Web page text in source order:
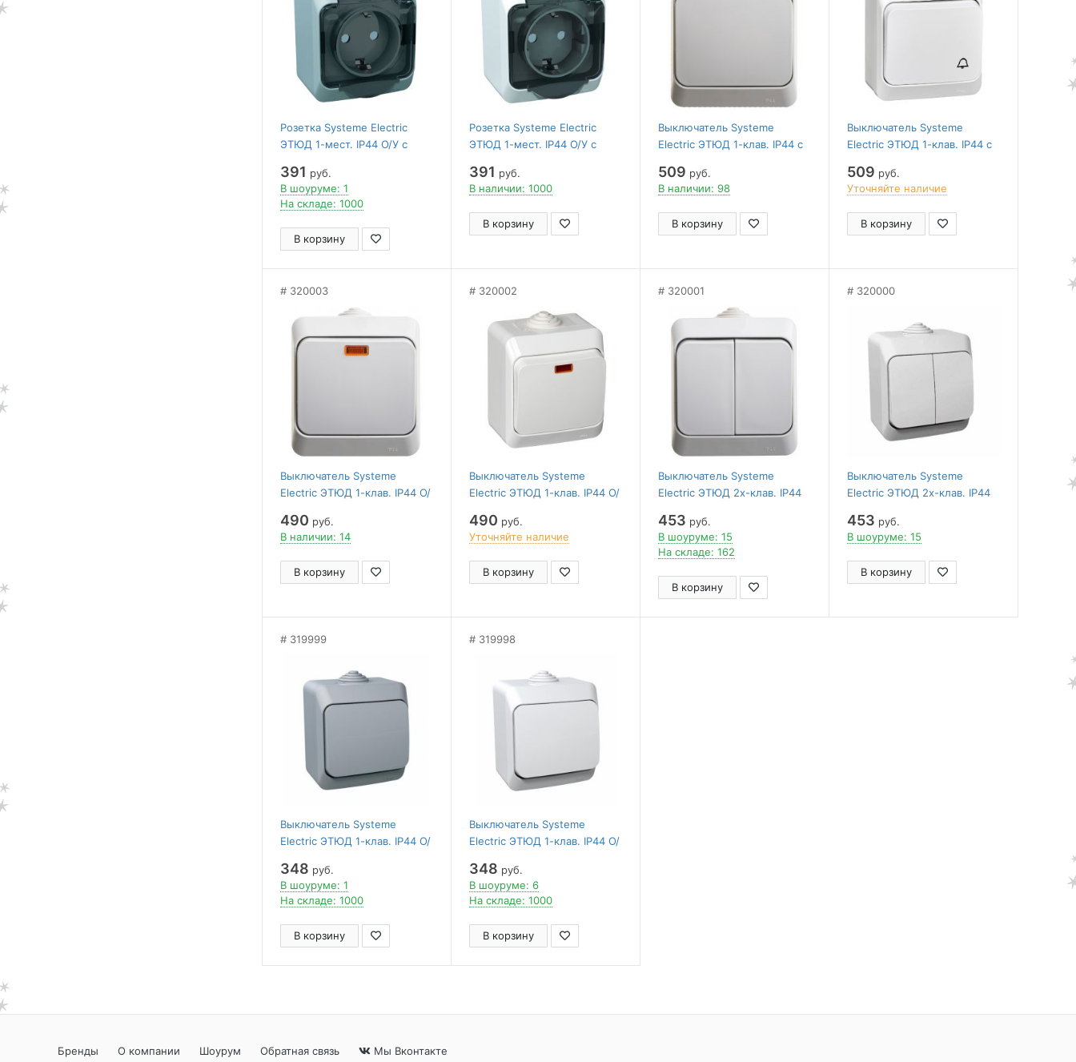
Розетка Systeme Electric
ЭТЮД 1-мест. IP44 О/У с
391 руб.
В шоуруме: 1
На складе: 1000
В корзину
Розетка Systeme Electric
ЭТЮД 1-мест. IP44 О/У с
391 руб.
В наличии: 1000
В корзину
Выключатель Systeme
Electric ЭТЮД 1-клав. IP44 с
509 руб.
В наличии: 98
В корзину
Выключатель Systeme
Electric ЭТЮД 1-клав. IP44 с
509 руб.
Уточняйте наличие
В корзину
320003
Выключатель Systeme
Electric ЭТЮД 1-клав. IP44 О/
СЕРЫЙ
490 руб.
В наличии: 14
В корзину
320002
Выключатель Systeme
Electric ЭТЮД 1-клав. IP44 О/
БЕЛЫЙ
490 руб.
Уточняйте наличие
В корзину
320001
Выключатель Systeme
Electric ЭТЮД 2х-клав. IP44
453 руб.
В шоуруме: 15
На складе: 162
В корзину
320000
Выключатель Systeme
Electric ЭТЮД 2х-клав. IP44
453 руб.
В шоуруме: 15
В корзину
319999
Выключатель Systeme
Electric ЭТЮД 1-клав. IP44 О/
348 руб.
В шоуруме: 1
На складе: 1000
В корзину
319998
Выключатель Systeme
Electric ЭТЮД 1-клав. IP44 О/
348 руб.
В шоуруме: 6
На складе: 1000
В корзину
Бренды О компании Шоурум Обратная связь Мы Вконтакте